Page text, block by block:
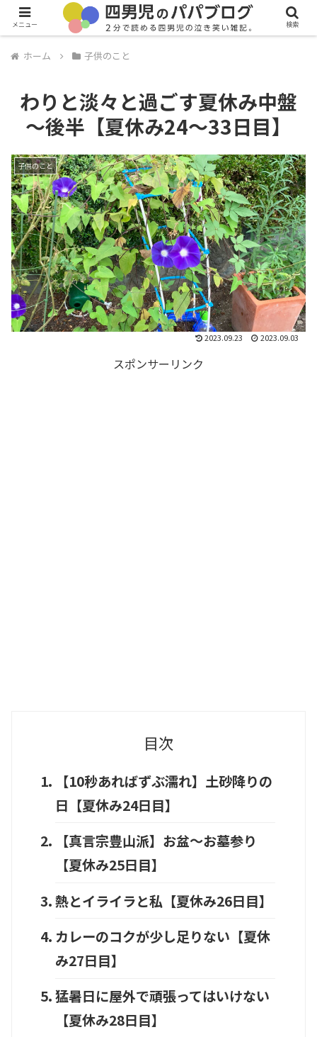
ホーム 子供のこと
わりと淡々と過ごす夏休み中盤
～後半【夏休み24～33日目】
子供のこと
2023.09.23 2023.09.03
スポンサーリンク
目次
【10秒あればずぶ濡れ】土砂降りの
日【夏休み24日目】
【真言宗豊山派】お盆～お墓参り
【夏休み25日目】
熱とイライラと私【夏休み26日目】
カレーのコクが少し足りない【夏休
み27日目】
猛暑日に屋外で頑張ってはいけない
【夏休み28日目】
メニュー 検索